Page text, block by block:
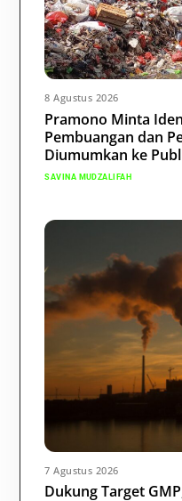
8 Agustus 2026
Pramono Minta
Pembuangan dan
Diumumkan ke
SAVINA MUDZALIFAH
7 Agustus 2026
Dukung Target